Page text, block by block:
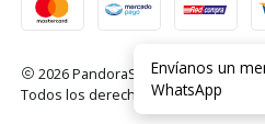
2026 PandoraStore.
Todos los derechos reservados.
Envíanos un
WhatsApp